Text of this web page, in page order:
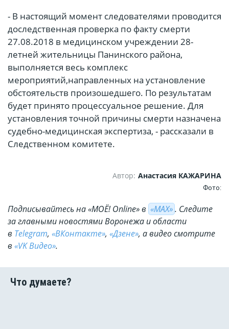
- В настоящий момент следователями проводится
доследственная проверка по факту смерти
27.08.2018 в медицинском учреждении 28-
летней жительницы Панинского района,
выполняется весь комплекс
мероприятий,направленных на установление
обстоятельств произошедшего. По результатам
будет принято процессуальное решение. Для
установления точной причины смерти назначена
судебно-медицинская экспертиза, - рассказали в
Следственном комитете.
Автор: Анастасия КАЖАРИНА
Фото:
Подписывайтесь на «МОЁ! Online» в «МАХ». Cледите
за главными новостями Воронежа и области
в Telegram, «ВКонтакте», «Дзене», а видео смотрите
в «VK Видео».